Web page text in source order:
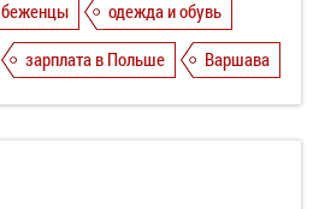
беженцы
одежда и обувь
зарплата в Польше Варшава